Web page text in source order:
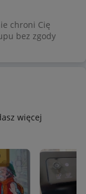
chroni Cię
bez zgody
więcej